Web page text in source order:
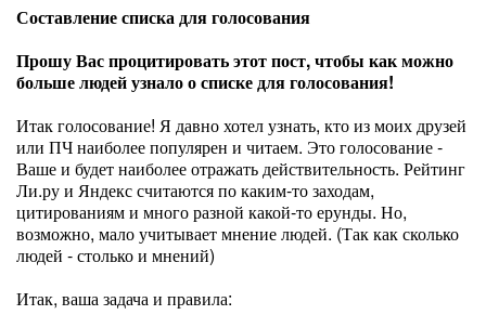
Составление списка для голосования
Прошу Вас процитировать этот пост, чтобы как можно
больше людей узнало о списке для голосования!
Итак голосование! Я давно хотел узнать, кто из моих друзей
или ПЧ наиболее популярен и читаем. Это голосование -
Ваше и будет наиболее отражать действительность. Рейтинг
Ли.ру и Яндекс считаются по каким-то заходам,
цитированиям и много разной какой-то ерунды. Но,
возможно, мало учитывает мнение людей. (Так как сколько
людей - столько и мнений)
Итак, ваша задача и правила: